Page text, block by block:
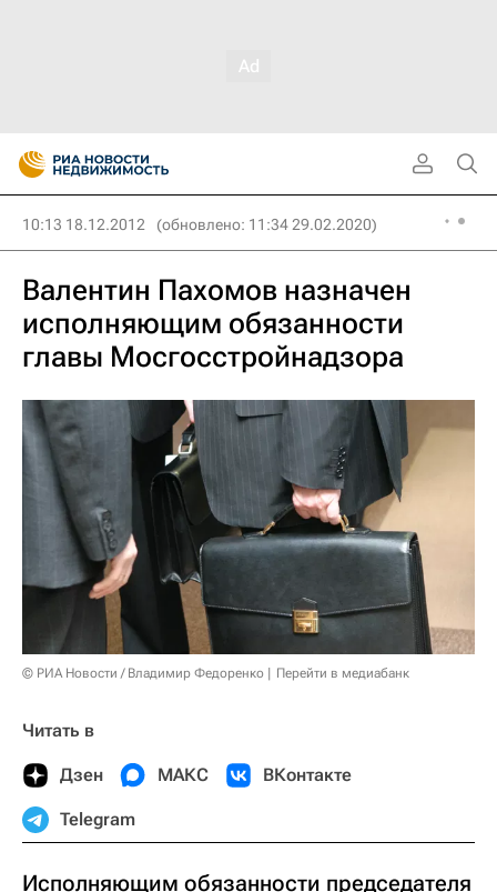
10:13 18.12.2012 (обновлено: 11:34 29.02.2020)
Валентин Пахомов назначен
исполняющим обязанности
главы Мосгосстройнадзора
© РИА Новости / Владимир Федоренко Перейти в медиабанк
Читать в
Дзен МАКС ВКонтакте
Telegram
Исполняющим обязанности председателя